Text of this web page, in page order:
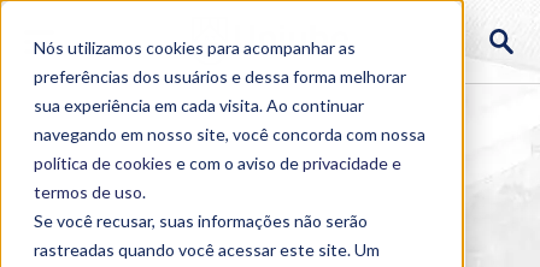
Nós utilizamos cookies para acompanhar as
preferências dos usuários e dessa forma melhorar
sua experiência em cada visita. Ao continuar
navegando em nosso site, você concorda com nossa
política de cookies e com o aviso deprivacidade e
termos de uso.
Se você recusar, suas informações não serão
rastreadas quando você acessar este site. Um